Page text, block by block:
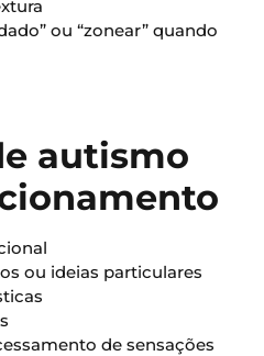
ou “zonear” quando
autismo
ou ideias particulares
de sensações